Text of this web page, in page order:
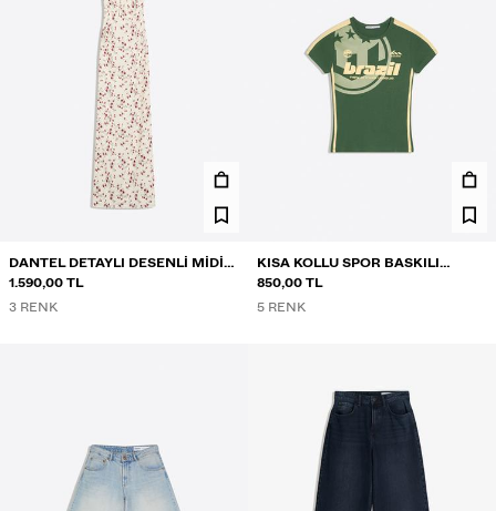
DANTEL DETAYLI DESENLI MIDI
ELBISE
1.590,00 TL
3 RENK
KISA KOLLU SPOR BASKILI
TIŞÖRT
850,00 TL
5 RENK